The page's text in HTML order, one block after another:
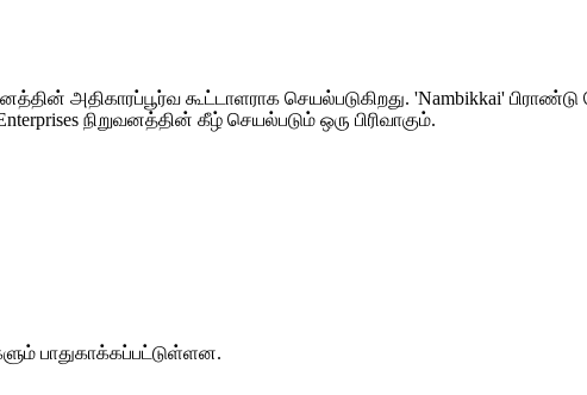
அதிகாரப்பூர்வ கூட்டாளராக செயல்படுகிறது. 'Nambikkai'
நிறுவனத்தின் கீழ் செயல்படும் ஒரு பிரிவாகும்.
பாதுகாக்கப்பட்டுள்ளன.